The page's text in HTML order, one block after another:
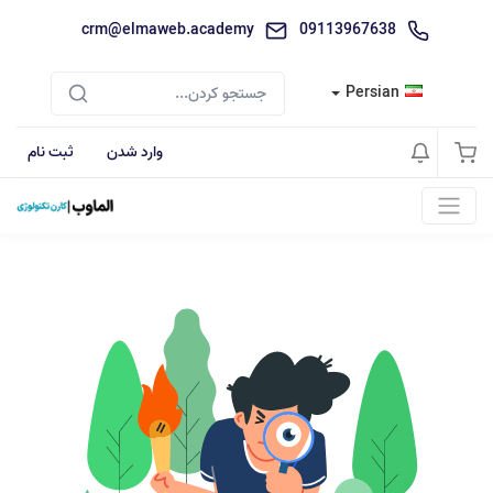
09113967638
crm@elmaweb.academy
Persian
وارد شدن ثبت نام